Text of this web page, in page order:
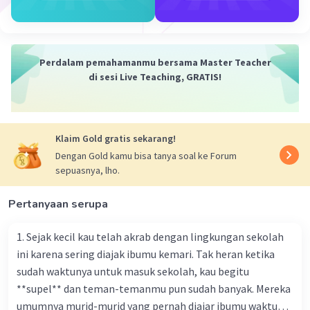
sering terjadi. Fenomena ini dipicu oleh peristiwa ketika
menghalangi cahaya matahari. Hasilnya, keadaan bumi
tampak gelap, mirip dengan malam hari, meskipun ini
hanya terjadi di tempat-tempat tertentu di dunia.
Kemungkinan untuk mengamati gerhana matahari
harus sejajar.
Sementara gerhana matahari adalah fenomena yang
menarik, sangat penting untuk melindungi mata saat
mengamati gerhana ini karena radiasi cahaya matahari
yang langsung dapat menyebabkan bahaya serius bagi
kesehatan mata kita.
Beri Rating·0.0(0) Balas
Perdalam pemahamanmu bersama Master Teacher
di sesi Live Teaching, GRATIS!
Klaim Gold gratis sekarang!
Dengan Gold kamu bisa tanya soal ke Forum
sepuasnya, lho.
Pertanyaan serupa
1. Sejak kecil kau telah akrab dengan lingkungan sekolah
ini karena sering diajak ibumu kemari. Tak heran ketika
sudah waktunya untuk masuk sekolah, kau begitu
**supel** dan teman-temanmu pun sudah banyak. Mereka
umumnya murid-murid yang pernah diajar ibumu waktu